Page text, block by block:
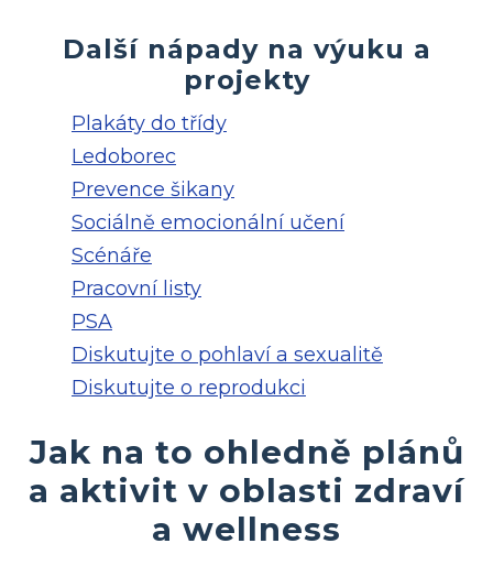
Další nápady na výuku a
projekty
Plakáty do třídy
Ledoborec
Prevence šikany
Sociálně emocionální učení
Scénáře
Pracovní listy
PSA
Diskutujte o pohlaví a sexualitě
Diskutujte o reprodukci
Jak na to ohledně plánů
a aktivit v oblasti zdraví
a wellness